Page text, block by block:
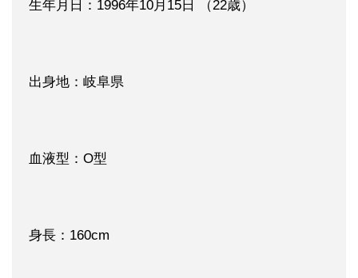
生年月日：1996年10月15日 （22歳）
出身地：岐阜県
血液型：O型
身長：160cm